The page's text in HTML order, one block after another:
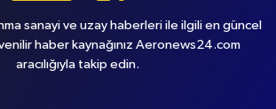
sanayi ve uzay haberleri ile ilgili en güncel
haber kaynağınız Aeronews24.com
aracılığıyla takip edin.